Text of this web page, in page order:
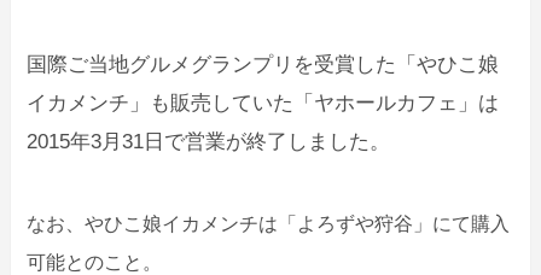
国際ご当地グルメグランプリを受賞した「やひこ娘
イカメンチ」も販売していた「 ヤホールカフェ 」は
2015年3月31日で営業が終了しました。
なお、やひこ娘イカメンチは「よろずや狩谷」にて購入
可能とのこと。